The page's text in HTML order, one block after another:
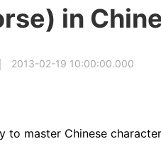
in
2013-02-19 10:00:00.000
to master Chinese